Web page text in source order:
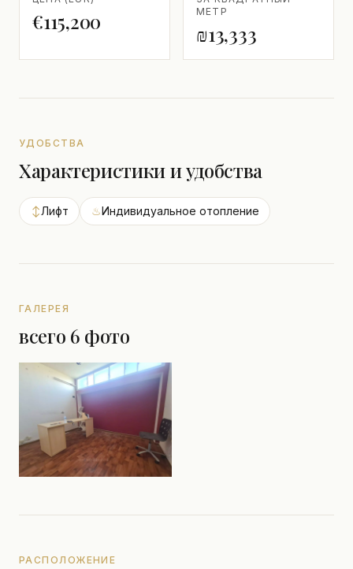
€115,200
МЕТР
₪13,333
УДОБСТВА
Характеристики и удобства
↕Лифт ♨Индивидуальное отопление
ГАЛЕРЕЯ
всего 6 фото
РАСПОЛОЖЕНИЕ